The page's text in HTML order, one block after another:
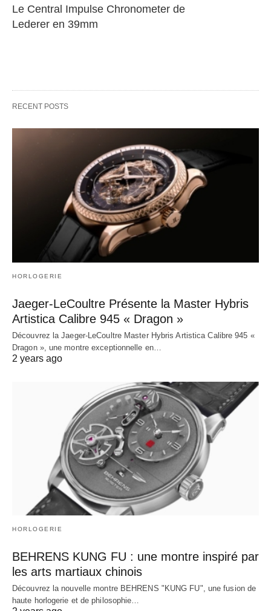
Le Central Impulse Chronometer de
Lederer en 39mm
RECENT POSTS
HORLOGERIE
Jaeger-LeCoultre Présente la Master Hybris
Artistica Calibre 945 « Dragon »
Découvrez la Jaeger-LeCoultre Master Hybris Artistica Calibre 945 «
Dragon », une montre exceptionnelle en…
2 years ago
HORLOGERIE
BEHRENS KUNG FU : une montre inspiré par
les arts martiaux chinois
Découvrez la nouvelle montre BEHRENS "KUNG FU", une fusion de
haute horlogerie et de philosophie…